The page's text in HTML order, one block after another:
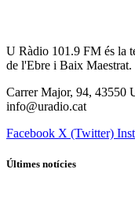
U Ràdio 101.9 FM és la
de l'Ebre i Baix Maestrat.
Carrer Major, 94, 43550
info@uradio.cat
Facebook X (Twitter)
Últimes notícies